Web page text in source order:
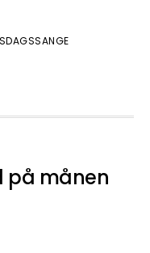
på månen